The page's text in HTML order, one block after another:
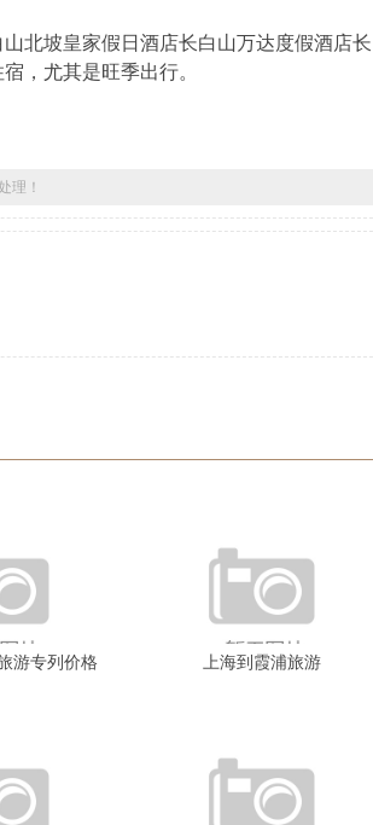
北坡皇家假日酒店长白山万达度假酒店长
，尤其是旺季出行。
理！
游专列价格 上海到霞浦旅游